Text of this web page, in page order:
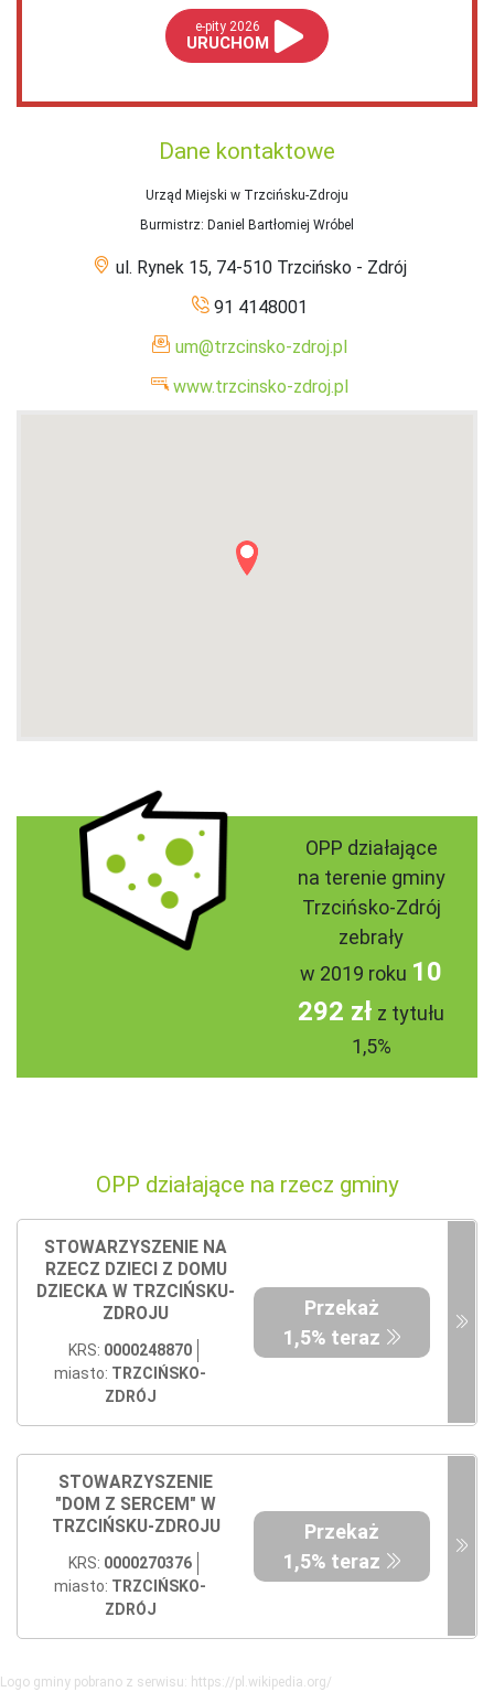
e-pity 2026
URUCHOM
Dane kontaktowe
Urząd Miejski w Trzcińsku-Zdroju
Burmistrz: Daniel Bartłomiej Wróbel
ul. Rynek 15, 74-510 Trzcińsko - Zdrój
91 4148001
um@trzcinsko-zdroj.pl
www.trzcinsko-zdroj.pl
OPP działające
na terenie gminy
Trzcińsko-Zdrój
zebrały
w 2019 roku 10
292 zł z tytułu
1,5%
OPP działające na rzecz gminy
STOWARZYSZENIE NA
RZECZ DZIECI Z DOMU
DZIECKA W TRZCIŃSKU-
ZDROJU
KRS: 0000248870
miasto: TRZCIŃSKO-
ZDRÓJ
Przekaż
1,5% teraz
STOWARZYSZENIE
"DOM Z SERCEM" W
TRZCIŃSKU-ZDROJU
KRS: 0000270376
miasto: TRZCIŃSKO-
ZDRÓJ
Przekaż
1,5% teraz
Logo gminy pobrano z serwisu: https://pl.wikipedia.org/